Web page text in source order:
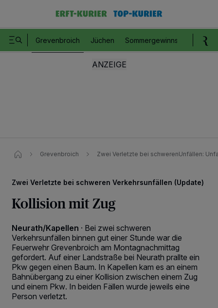
Grevenbroich Jüchen Sommergewinnspiel
Grevenbroich Zwei Verletzte bei schwerenUnfällen:
Zwei Verletzte bei schweren Verkehrsunfällen (Update)
Kollision mit Zug
Neurath/Kapellen · Bei zwei schweren
Verkehrsunfällen binnen gut einer Stunde war die
Feuerwehr Grevenbroich am Montagnachmittag
gefordert. Auf einer Landstraße bei Neurath prallte ein
Pkw gegen einen Baum. In Kapellen kam es an einem
Bahnübergang zu einer Kollision zwischen einem Zug
und einem Pkw. In beiden Fällen wurde jeweils eine
Person verletzt.